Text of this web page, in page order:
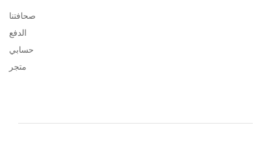
صحافتنا
الدفع
حسابي
متجر